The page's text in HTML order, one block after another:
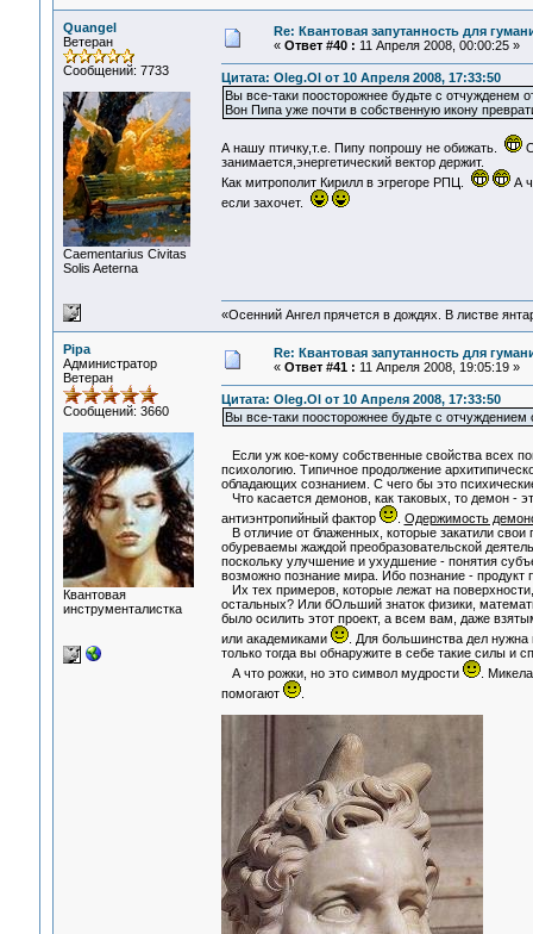
Quangel
Ветеран
Сообщений: 7733
Сaementarius Civitas
Solis Aeterna
Re: Квантовая запутанность для
« Ответ #40 : 11 Апреля 2008, 00:00:25 »
Цитата: Oleg.Ol от 10 Апреля 2008, 17:33:50
Вы все-таки поосторожнее будьте с отчужденем
Вон Пипа уже почти в собственную икону
А нашу птичку,т.е. Пипу попрошу не обижать.
занимается,энергетический вектор держит.
Как митрополит Кирилл в эгрегоре РПЦ.
А
если захочет.
«Осенний Ангел прячется в дождях. В листве
Pipa
Администратор
Ветеран
Сообщений: 3660
Квантовая
инструменталистка
Re: Квантовая запутанность для
« Ответ #41 : 11 Апреля 2008, 19:05:19 »
Цитата: Oleg.Ol от 10 Апреля 2008, 17:33:50
Вы все-таки поосторожнее будьте с отчуждением
Если уж кое-кому собственные свойства всех
психологию. Типичное продолжение
обладающих сознанием. С чего бы это
Что касается демонов, как таковых, то демон
антиэнтропийный фактор
. Одержимость
В отличие от блаженных, которые закатили
обуреваемы жаждой преобразовательской
поскольку улучшение и ухудшение - понятия
возможно познание мира. Ибо познание -
Их тех примеров, которые лежат на
остальных? Или бОльший знаток физики,
было осилить этот проект, а всем вам, даже
или академиками
. Для большинства дел
только тогда вы обнаружите в себе такие силы и
А что рожки, но это символ мудрости
.
помогают
.